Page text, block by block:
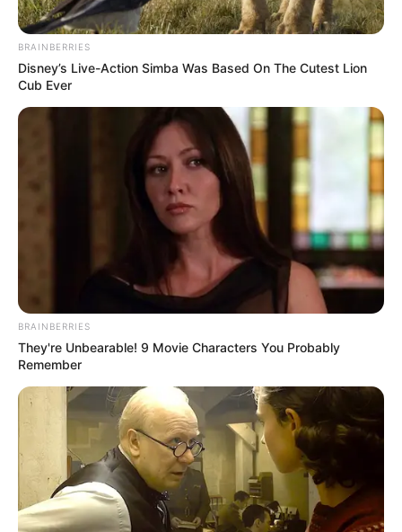
BRAINBERRIES
Disney’s Live-Action Simba Was Based On The Cutest Lion
Cub Ever
BRAINBERRIES
They're Unbearable! 9 Movie Characters You Probably
Remember